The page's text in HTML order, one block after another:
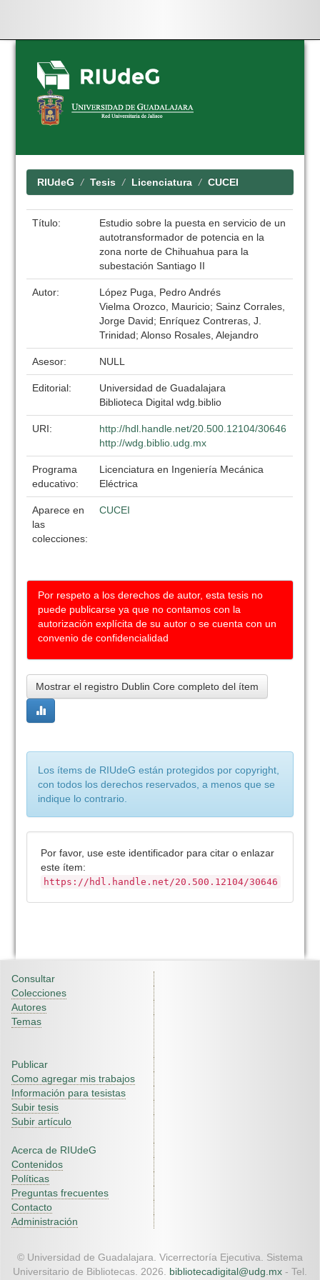
Skip
navigation
RIUdeG Tesis Licenciatura CUCEI
Título:
Estudio sobre la puesta en servicio de un
autotransformador de potencia en la
zona norte de Chihuahua para la
subestación Santiago II
Autor:
López Puga, Pedro Andrés
Vielma Orozco, Mauricio; Sainz Corrales,
Jorge David; Enríquez Contreras, J.
Trinidad; Alonso Rosales, Alejandro
Asesor: NULL
Editorial:
Universidad de Guadalajara
Biblioteca Digital wdg.biblio
URI:
http://hdl.handle.net/20.500.12104/30646
http://wdg.biblio.udg.mx
Programa
educativo:
Licenciatura en Ingeniería Mecánica
Eléctrica
Aparece en
las
colecciones:
CUCEI
Por respeto a los derechos de autor, esta tesis no
puede publicarse ya que no contamos con la
autorización explícita de su autor o se cuenta con un
convenio de confidencialidad
Mostrar el registro Dublin Core completo del ítem
Los ítems de RIUdeG están protegidos por copyright,
con todos los derechos reservados, a menos que se
indique lo contrario.
Por favor, use este identificador para citar o enlazar
este ítem:
https://hdl.handle.net/20.500.12104/30646
Consultar
Colecciones
Autores
Temas
Publicar
Como agregar mis trabajos
Información para tesistas
Subir tesis
Subir artículo
Acerca de RIUdeG
Contenidos
Políticas
Preguntas frecuentes
Contacto
Administración
© Universidad de Guadalajara. Vicerrectoría Ejecutiva. Sistema
Universitario de Bibliotecas. 2026. bibliotecadigital@udg.mx - Tel.